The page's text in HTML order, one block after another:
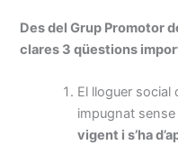
Des del Grup Promotor
clares 3 qüestions
El lloguer
impugnat
vigent i s’ha